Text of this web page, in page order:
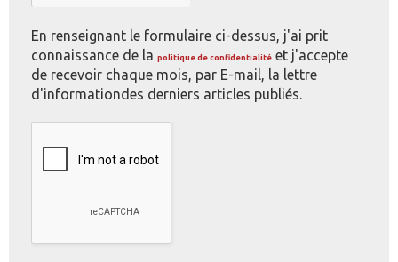
En renseignant le formulaire ci-dessus, j'ai prit
connaissance de la politique de confidentialité et j'accepte
de recevoir chaque mois, par E-mail, la lettre
d'informationdes derniers articles publiés.